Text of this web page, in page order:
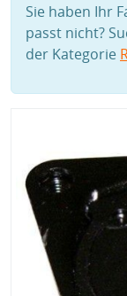
Sie haben Ihr
passt nicht?
der Kategorie